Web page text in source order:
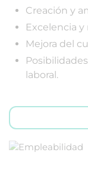
Creación y
Excelencia
Mejora del
laboral.